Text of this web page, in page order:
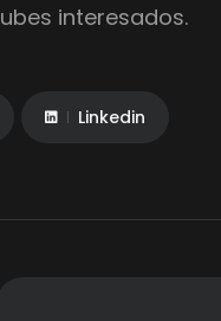
interesados.
Linkedin